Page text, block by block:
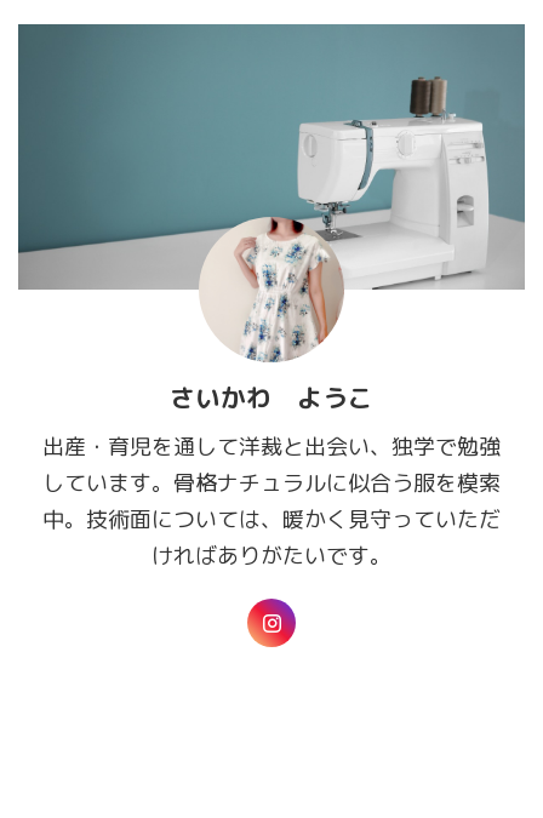
さいかわ ようこ
出産・育児を通して洋裁と出会い、独学で勉強
しています。骨格ナチュラルに似合う服を模索
中。技術面については、暖かく見守っていただ
ければありがたいです。